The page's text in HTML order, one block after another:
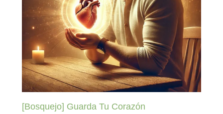
[Bosquejo] Guarda Tu Corazón